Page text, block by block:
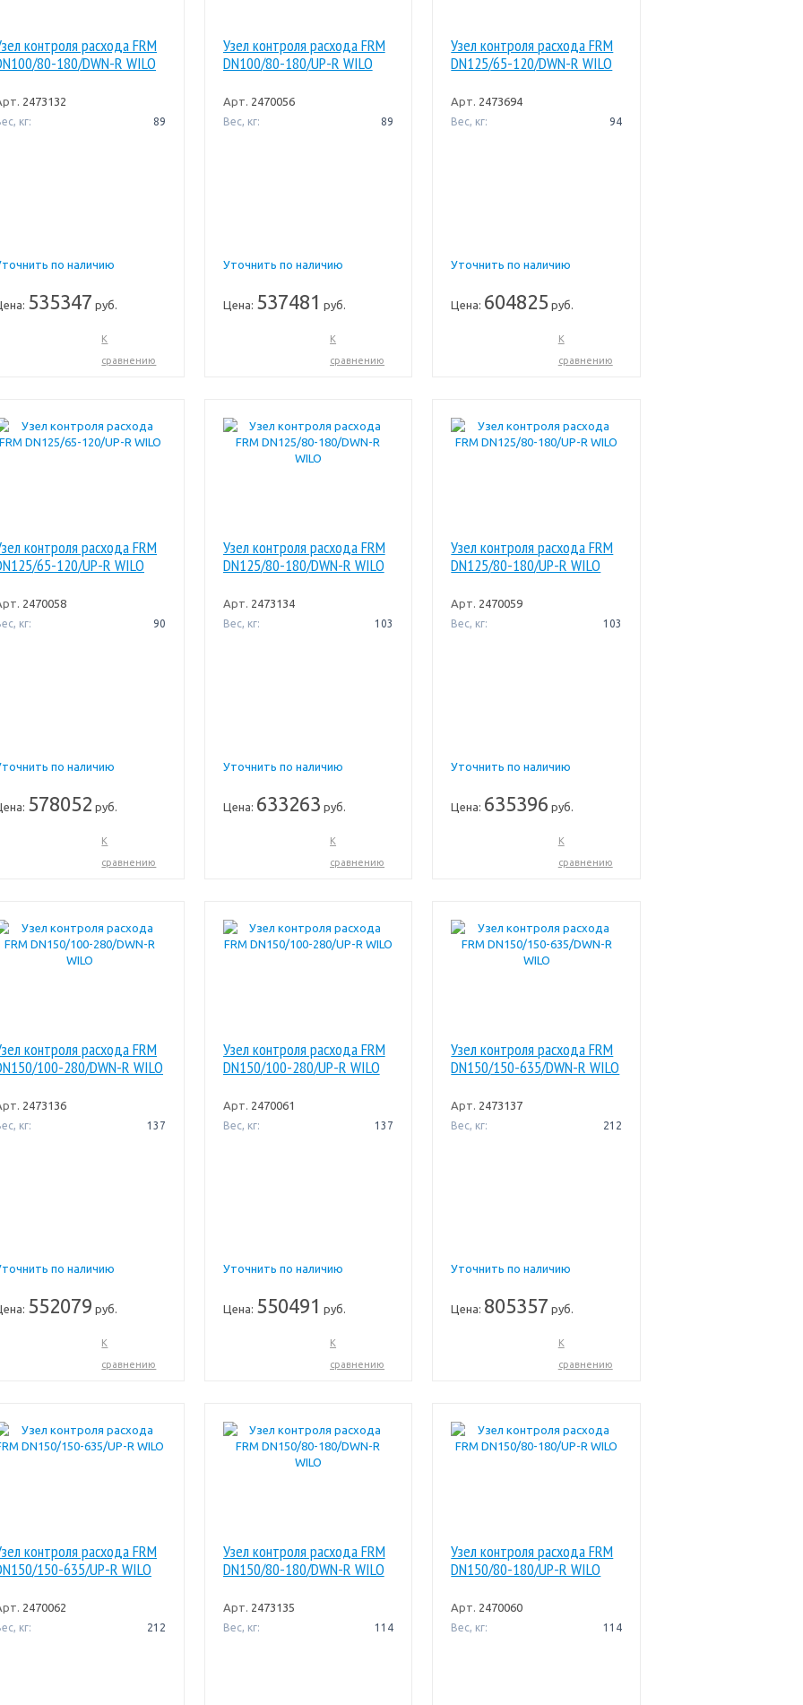
контроля расхода FRM
80-180/DWN-R WILO
2473132
кг: 89
по наличию
535347 руб.
К
сравнению
Узел контроля расхода FRM
DN100/80-180/UP-R WILO
Арт. 2470056
Вес, кг: 89
Уточнить по наличию
Цена: 537481 руб.
К
сравнению
Узел контроля расхода FRM
DN125/65-120/DWN-R WILO
Арт. 2473694
Вес, кг: 94
Уточнить по наличию
Цена: 604825 руб.
К
сравнению
контроля расхода FRM
65-120/UP-R WILO
2470058
кг: 90
по наличию
578052 руб.
К
сравнению
Узел контроля расхода FRM
DN125/80-180/DWN-R WILO
Арт. 2473134
Вес, кг: 103
Уточнить по наличию
Цена: 633263 руб.
К
сравнению
Узел контроля расхода FRM
DN125/80-180/UP-R WILO
Арт. 2470059
Вес, кг: 103
Уточнить по наличию
Цена: 635396 руб.
К
сравнению
контроля расхода FRM
100-280/DWN-R WILO
2473136
кг: 137
по наличию
552079 руб.
К
сравнению
Узел контроля расхода FRM
DN150/100-280/UP-R WILO
Арт. 2470061
Вес, кг: 137
Уточнить по наличию
Цена: 550491 руб.
К
сравнению
Узел контроля расхода FRM
DN150/150-635/DWN-R WILO
Арт. 2473137
Вес, кг: 212
Уточнить по наличию
Цена: 805357 руб.
К
сравнению
контроля расхода FRM
150-635/UP-R WILO
2470062
кг: 212
Узел контроля расхода FRM
DN150/80-180/DWN-R WILO
Арт. 2473135
Вес, кг: 114
Узел контроля расхода FRM
DN150/80-180/UP-R WILO
Арт. 2470060
Вес, кг: 114